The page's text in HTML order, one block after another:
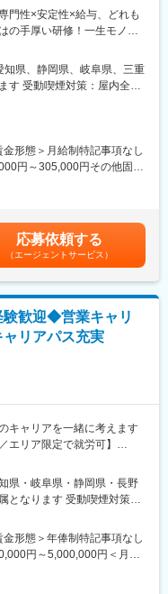
手術器械を供給すること
ています。脊椎脊髄外科領
な治療方法の提案にも取り
社で1～2か月の初期研修を
。配属後もOJTやeラーニン
基礎重視で安心して学べる
当社の整形外科事業を分
Synthes として独立した
。必要な諸条件が満たされ
Synthes の従業員として
系・プログラム・ポリシ
、適切なタイミングで
定です。
門性×安定性×給与、どれも
の手厚い研修！一生モノの
格を取得して活動する営業
品メーカーにて、医薬品の
会貢献性と安定性を兼ね備
を受講し、MR資格を取得
れる方もいるかもしれませ
いるため、専門知識は入社
いません。
非こちらのURLも併せてご
に向け、医薬品の効果や副
供し、薬剤のプロモーショ
の業務は情報提供となるた
助け合う社風が整ってお
知県、静岡県、岐阜県、三重
す 受動喫煙対策：屋内全面
港区高輪4-10-18 京急第1
動喫煙対策：屋内全面禁煙
形態＞月給制特記事項なし
円～305,000円その他固定
稼働手当(35,000円)、外勤
■変動賞与制（6月・12
ティブ：3月（対象者）賃
考を通じて上下する可能性
含めた表記です。
応募依頼する
（エージェントサービス）
験歓迎◆営業キャリ
リアパス充実
キャリアを一緒に考えます
リア限定で就労可】
院などの医師や看護師など
に関わる手技や情報提供な
。単に説明する力だけでな
県・岐阜県・静岡県・長野
となります 受動喫煙対策：
形態＞年俸制特記事項なし
円～5,000,000円＜月額